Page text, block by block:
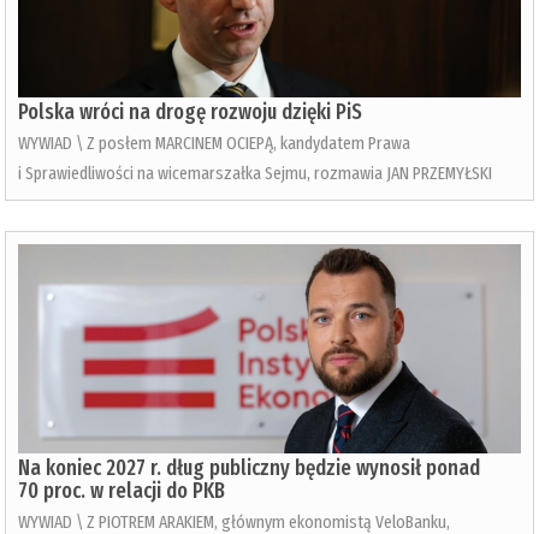
Polska wróci na drogę rozwoju dzięki PiS
WYWIAD \ Z posłem MARCINEM OCIEPĄ, kandydatem Prawa
i Sprawiedliwości na wicemarszałka Sejmu, rozmawia JAN PRZEMYŁSKI
Na koniec 2027 r. dług publiczny będzie wynosił ponad
70 proc. w relacji do PKB
WYWIAD \ Z PIOTREM ARAKIEM, głównym ekonomistą VeloBanku,